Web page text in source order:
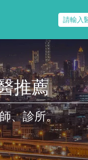
推薦
、診所。